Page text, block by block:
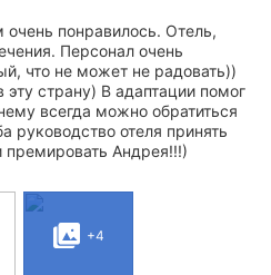
понравилось. Отель,
Персонал очень
что не может не радовать))
страну) В адаптации помог
всегда можно обратиться
руководство отеля принять
Андрея!!!)
+4